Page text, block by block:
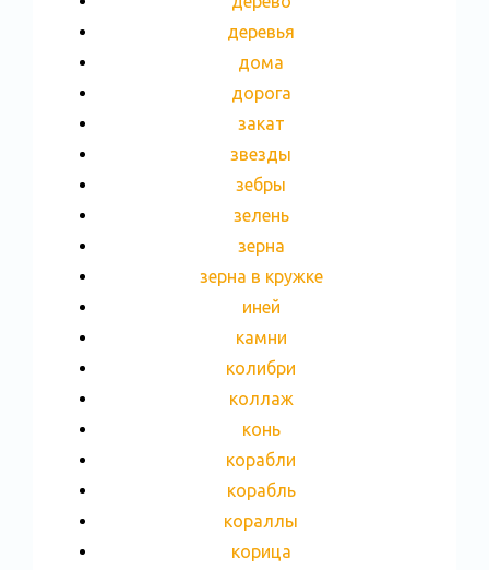
деревья
дома
дорога
закат
звезды
зебры
зелень
зерна
зерна в кружке
иней
камни
колибри
коллаж
конь
корабли
корабль
кораллы
корица